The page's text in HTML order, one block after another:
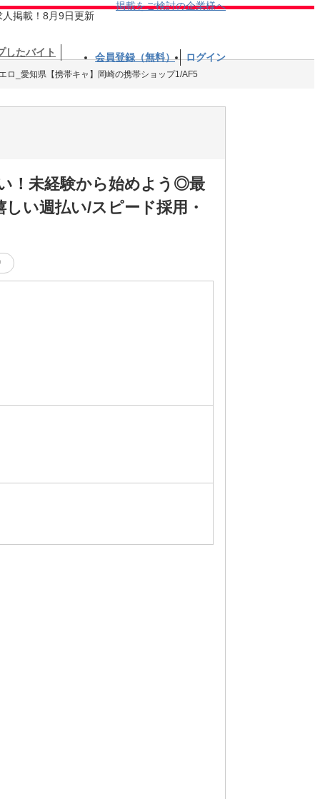
人掲載！8月9日更新
掲載をご検討の企業様へ
したバイト 会員登録（無料） ログイン
ロ_愛知県【携帯キャ】岡崎の携帯ショップ1/AF5
！未経験から始めよう◎最
い週払い/スピード採用・